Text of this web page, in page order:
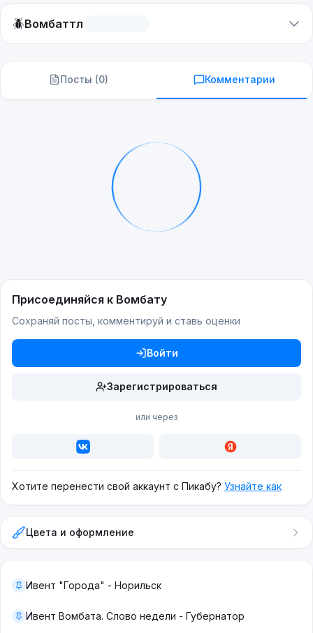
🪲Вомбаттл
Посты (0) Комментарии
Присоединяйся к Вомбату
Сохраняй посты, комментируй и ставь оценки
Войти
Зарегистрироваться
или через
Хотите перенести свой аккаунт с Пикабу? Узнайте как
Цвета и оформление
Ивент "Города" - Норильск
Ивент Вомбата. Слово недели - Губернатор